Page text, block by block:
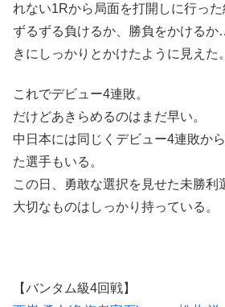
れない1Rから局面を打開しに行った
ずるずる負けるか、勝負をかける
きにしっかりとかけたように見えた。
これでデビュー4連敗。
だけどあきらめるのはまだ早い。
中日本には同じくデビュー4連敗か
た選手もいる。
この日、勇敢な選択を見せた未勝利
大切なものはしっかり持っている。
【バンタム級4回戦】